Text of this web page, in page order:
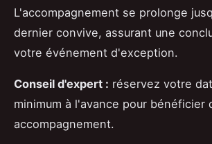
L'accompagnement se prolonge
dernier convive, assurant une
votre événement d'exception.
Conseil d'expert : réservez votre
minimum à l'avance pour bénéficier
accompagnement.